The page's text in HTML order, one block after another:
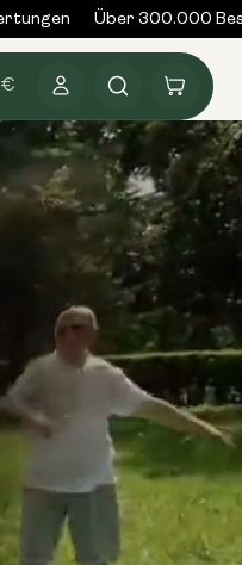
Über 300.000
€ Anmelden Warenkorb